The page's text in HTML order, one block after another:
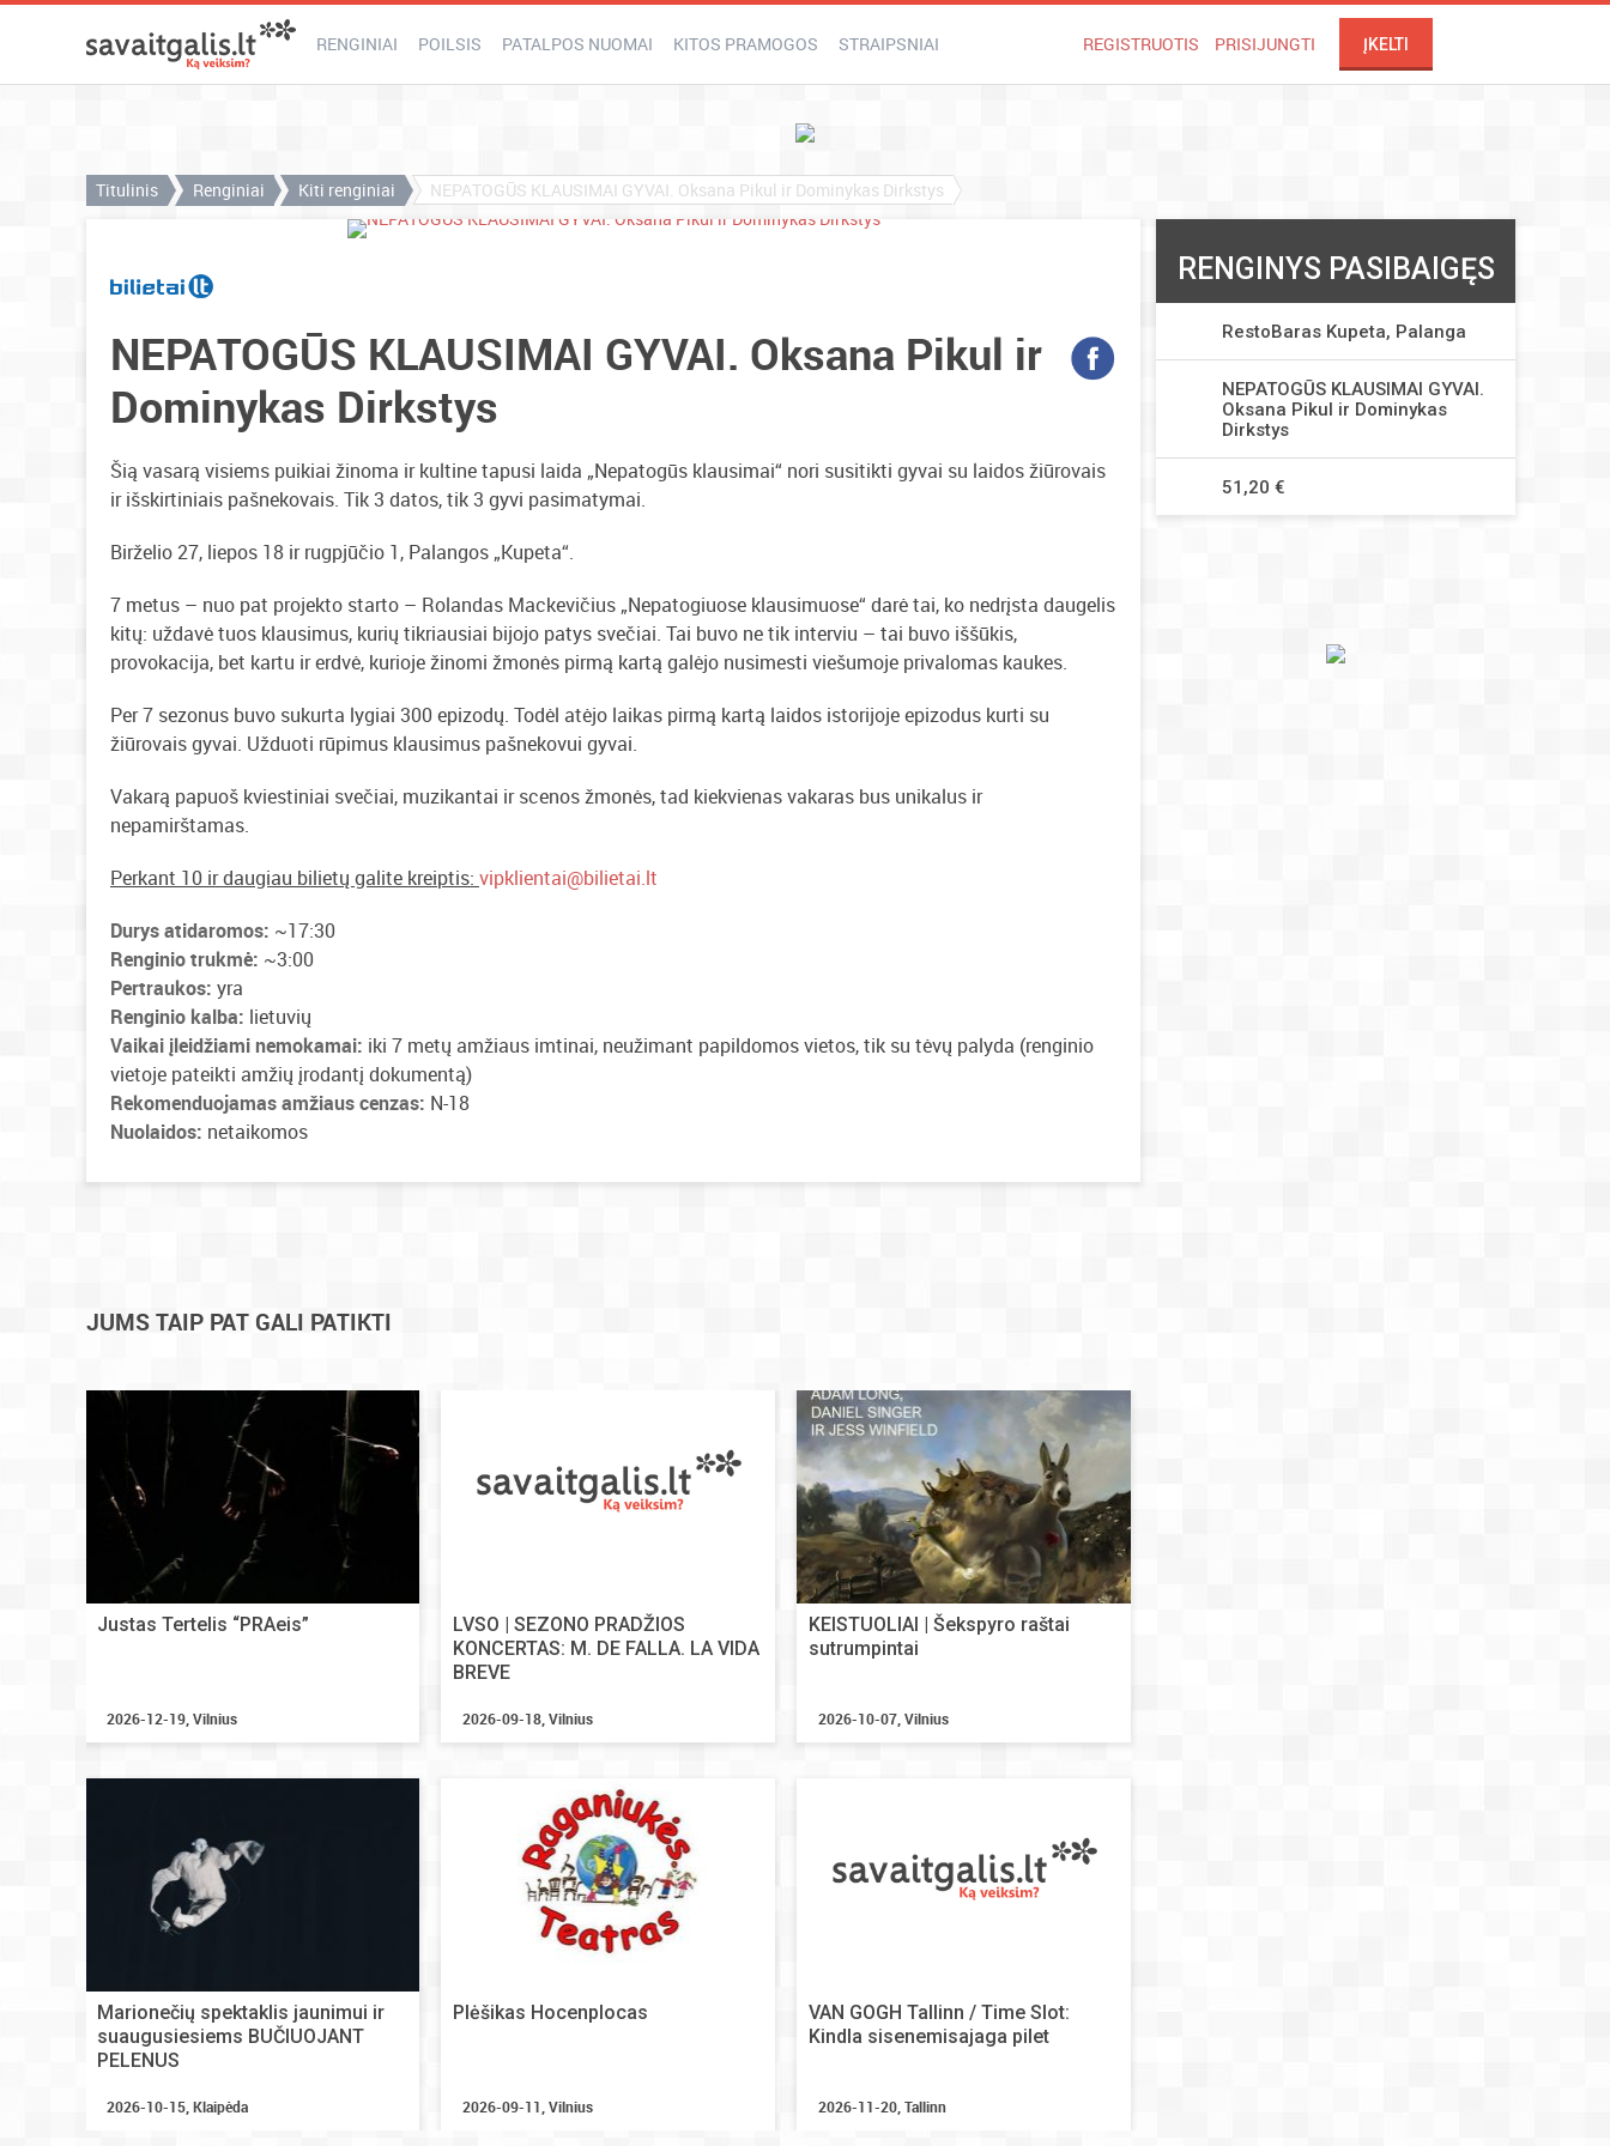
RENGINIAI POILSIS PATALPOS NUOMAI KITOS PRAMOGOS STRAIPSNIAI REGISTRUOTIS PRISIJUNGTI ĮKELTI
Titulinis Renginiai Kiti renginiai NEPATOGŪS KLAUSIMAI GYVAI. Oksana Pikul ir Dominykas Dirkstys
NEPATOGŪS KLAUSIMAI GYVAI. Oksana Pikul ir
Dominykas Dirkstys
Šią vasarą visiems puikiai žinoma ir kultine tapusi laida „Nepatogūs klausimai“ nori susitikti gyvai su laidos žiūrovais
ir išskirtiniais pašnekovais. Tik 3 datos, tik 3 gyvi pasimatymai.
Birželio 27, liepos 18 ir rugpjūčio 1, Palangos „Kupeta“.
7 metus – nuo pat projekto starto – Rolandas Mackevičius „Nepatogiuose klausimuose“ darė tai, ko nedrįsta daugelis
kitų: uždavė tuos klausimus, kurių tikriausiai bijojo patys svečiai. Tai buvo ne tik interviu – tai buvo iššūkis,
provokacija, bet kartu ir erdvė, kurioje žinomi žmonės pirmą kartą galėjo nusimesti viešumoje privalomas kaukes.
Per 7 sezonus buvo sukurta lygiai 300 epizodų. Todėl atėjo laikas pirmą kartą laidos istorijoje epizodus kurti su
žiūrovais gyvai. Užduoti rūpimus klausimus pašnekovui gyvai.
Vakarą papuoš kviestiniai svečiai, muzikantai ir scenos žmonės, tad kiekvienas vakaras bus unikalus ir
nepamirštamas.
Perkant 10 ir daugiau bilietų galite kreiptis: vipklientai@bilietai.lt
Durys atidaromos: ~17:30
Renginio trukmė: ~3:00
Pertraukos: yra
Renginio kalba: lietuvių
Vaikai įleidžiami nemokamai: iki 7 metų amžiaus imtinai, neužimant papildomos vietos, tik su tėvų palyda (renginio
vietoje pateikti amžių įrodantį dokumentą)
Rekomenduojamas amžiaus cenzas: N-18
Nuolaidos: netaikomos
JUMS TAIP PAT GALI PATIKTI
Justas Tertelis “PRAeis”
2026-12-19, Vilnius
LVSO | SEZONO PRADŽIOS
KONCERTAS: M. DE FALLA. LA VIDA
BREVE
2026-09-18, Vilnius
KEISTUOLIAI | Šekspyro raštai
sutrumpintai
2026-10-07, Vilnius
Marionečių spektaklis jaunimui ir
suaugusiesiems BUČIUOJANT
PELENUS
2026-10-15, Klaipėda
Plėšikas Hocenplocas
2026-09-11, Vilnius
VAN GOGH Tallinn / Time Slot:
Kindla sisenemisajaga pilet
2026-11-20, Tallinn
RENGINYS PASIBAIGĘS
RestoBaras Kupeta, Palanga
NEPATOGŪS KLAUSIMAI GYVAI.
Oksana Pikul ir Dominykas
Dirkstys
51,20 €